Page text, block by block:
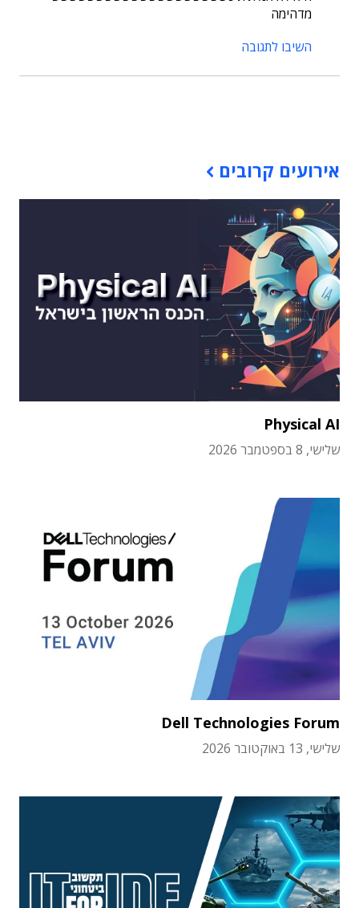
מדהימה
השיבו לתגובה
אירועים קרובים
Physical AI
שלישי, 8 בספטמבר 2026
Dell Technologies Forum
שלישי, 13 באוקטובר 2026